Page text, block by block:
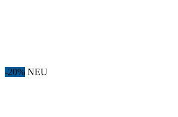
-20% NEU